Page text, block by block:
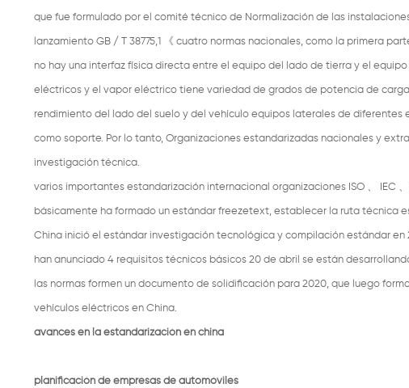
que fue formulado por el comité técnico de Normalización de las
lanzamiento GB / T 38775,1 《 cuatro normas nacionales, como la primera
no hay una interfaz física directa entre el equipo del lado de tierra y el
eléctricos y el vapor eléctrico tiene variedad de grados de potencia de
rendimiento del lado del suelo y del vehículo equipos laterales de
como soporte. Por lo tanto, Organizaciones estandarizadas nacionales y
investigación técnica.
varios importantes estandarización internacional organizaciones ISO 、 IEC 、
básicamente ha formado un estándar freezetext, establecer la ruta técnica
China inició el estándar investigación tecnológica y compilación estándar en
han anunciado 4 requisitos técnicos básicos 20 de abril se están
las normas formen un documento de solidificación para 2020, que luego
vehículos eléctricos en China.
avances en la estandarización en china
planificación de empresas de automóviles